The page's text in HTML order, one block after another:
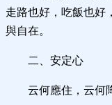
走路也好，吃飯也好
與自在。
二、安定心
云何應住，云何